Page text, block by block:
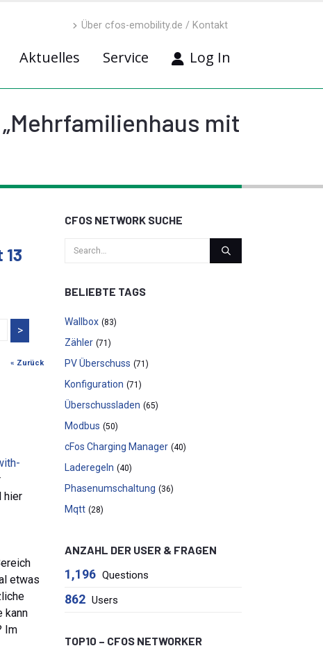
Über cfos-emobility.de / Kontakt
Aktuelles Service Log In
mit
>
« Zurück
hier
etwas
kann
Im
CFOS NETWORK SUCHE
BELIEBTE TAGS
Wallbox (83)
Zähler (71)
PV Überschuss (71)
Konfiguration (71)
Überschussladen (65)
Modbus (50)
cFos Charging Manager (40)
Laderegeln (40)
Phasenumschaltung (36)
Mqtt (28)
ANZAHL DER USER & FRAGEN
1,196 Questions
862 Users
TOP10 – CFOS NETWORKER